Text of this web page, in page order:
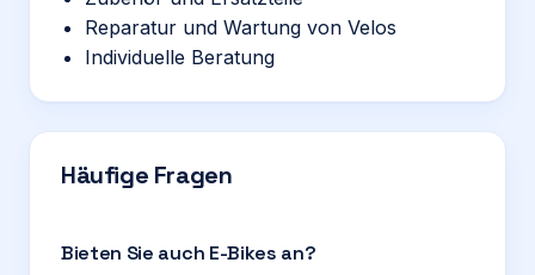
Reparatur und Wartung von Velos
Individuelle Beratung
Häufige Fragen
Bieten Sie auch E-Bikes an?